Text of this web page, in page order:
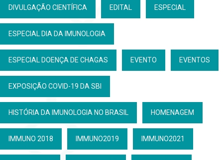
DIVULGAÇÃO CIENTÍFICA EDITAL ESPECIAL
ESPECIAL DIA DA IMUNOLOGIA
ESPECIAL DOENÇA DE CHAGAS EVENTO EVENTOS
EXPOSIÇÃO COVID-19 DA SBI
HISTÓRIA DA IMUNOLOGIA NO BRASIL HOMENAGEM
IMMUNO 2018 IMMUNO2019 IMMUNO2021